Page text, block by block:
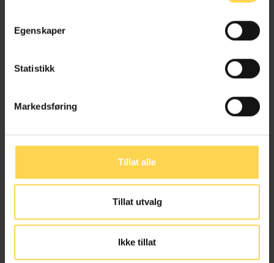
Egenskaper
Statistikk
Markedsføring
Tillat alle
Tillat utvalg
Ikke tillat